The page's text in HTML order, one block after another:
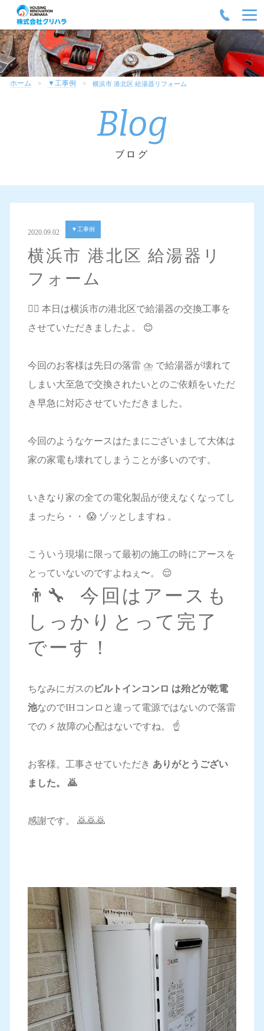
ホーム ▼工事例 横浜市 港北区 給湯器リフォーム
Blog
ブログ
2020.09.02 ▼工事例
横浜市 港北区 給湯器リ
フォーム
💁‍♀️ 本日は横浜市の港北区で給湯器の交換工事を
させていただきましたよ。 😊
今回のお客様は先日の落雷 ⛈ で給湯器が壊れて
しまい大至急で交換されたいとのご依頼をいただ
き早急に対応させていただきました。
今回のようなケースはたまにございまして大体は
家の家電も壊れてしまうことが多いのです。
いきなり家の全ての電化製品が使えなくなってし
まったら・・ 😱 ゾッとしますね 。
こういう現場に限って最初の施工の時にアースを
とっていないのですよねぇ〜。 😌
👨‍🔧 今回はアースも
しっかりとって完了
でーす！
ちなみにガスのビルトインコンロ は殆どが乾電
池なのでIHコンロと違って電源ではないので落雷
での ⚡️ 故障の心配はないですね。 ☝️
お客様。工事させていただき ありがとうござい
ました。 🙇
感謝です。 🙇🙇🙇